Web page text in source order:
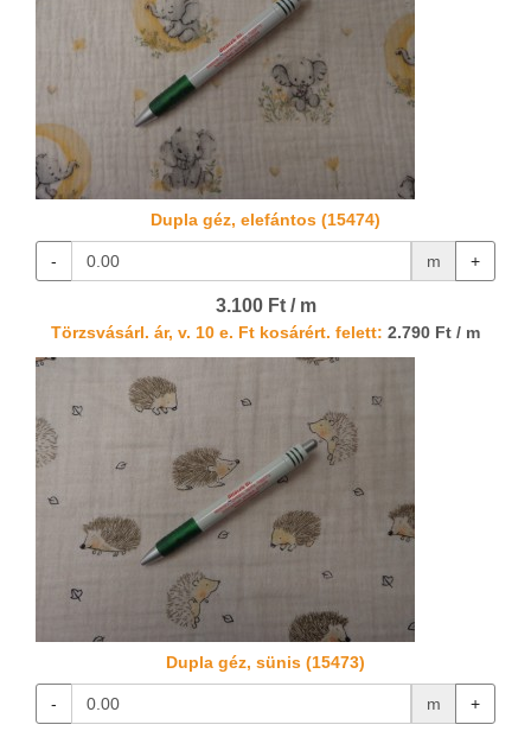
Dupla géz, elefántos (15474)
- m +
3.100 Ft / m
Törzsvásárl. ár, v. 10 e. Ft kosárért. felett: 2.790 Ft / m
Dupla géz, sünis (15473)
- m +